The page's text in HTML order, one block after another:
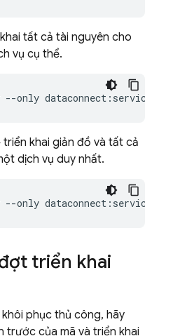
tất cả tài nguyên cho
vụ cụ thể.
--only
khai giản đồ và tất cả
dịch vụ duy nhất.
--only dataconnect:serviceId
triển khai
phục thủ công, hãy
trước của mã và triển khai